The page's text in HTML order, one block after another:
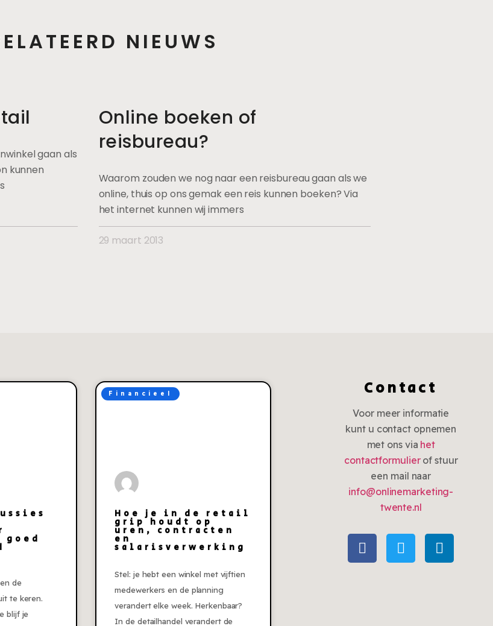
NIEUWS
gaan als
kunnen
Online boeken of
reisbureau?
Waarom zouden we nog naar een reisbureau gaan als we
online, thuis op ons gemak een reis kunnen boeken? Via
het internet kunnen wij immers
29 maart 2013
de
te keren.
blijf je
Financieel
Hoe je in de retail
grip houdt op
uren, contracten
en
salarisverwerking
Stel: je hebt een winkel met vijftien
medewerkers en de planning
verandert elke week. Herkenbaar?
In de detailhandel verandert de
Contact
Voor meer informatie
kunt u contact opnemen
met ons via het
contactformulierof stuur
een mail naar
info@onlinemarketing-
twente.nl